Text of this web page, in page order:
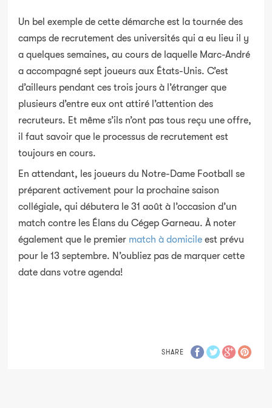
Un bel exemple de cette démarche est la tournée des
camps de recrutement des universités qui a eu lieu il y
a quelques semaines, au cours de laquelle Marc-André
a accompagné sept joueurs aux États-Unis. C’est
d’ailleurs pendant ces trois jours à l’étranger que
plusieurs d’entre eux ont attiré l’attention des
recruteurs. Et même s’ils n’ont pas tous reçu une offre,
il faut savoir que le processus de recrutement est
toujours en cours.
En attendant, les joueurs du Notre-Dame Football se
préparent activement pour la prochaine saison
collégiale, qui débutera le 31 août à l’occasion d’un
match contre les Élans du Cégep Garneau. À noter
également que le premier match à domicile est prévu
pour le 13 septembre. N’oubliez pas de marquer cette
date dans votre agenda!
SHARE